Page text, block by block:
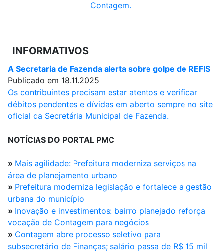
Contagem.
INFORMATIVOS
A Secretaria de Fazenda alerta sobre golpe de REFIS
Publicado em 18.11.2025
Os contribuintes precisam estar atentos e verificar
débitos pendentes e dívidas em aberto sempre no site
oficial da Secretária Municipal de Fazenda.
NOTÍCIAS DO PORTAL PMC
» Mais agilidade: Prefeitura moderniza serviços na
área de planejamento urbano
» Prefeitura moderniza legislação e fortalece a gestão
urbana do município
» Inovação e investimentos: bairro planejado reforça
vocação de Contagem para negócios
» Contagem abre processo seletivo para
subsecretário de Finanças; salário passa de R$ 15 mil